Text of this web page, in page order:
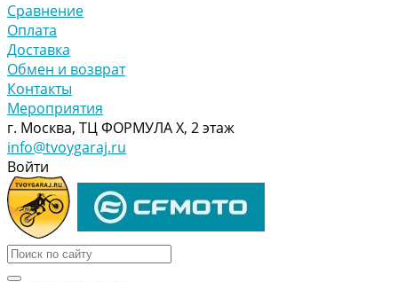
Сравнение
Оплата
Доставка
Обмен и возврат
Контакты
Мероприятия
г. Москва, ТЦ ФОРМУЛА Х, 2 этаж
info@tvoygaraj.ru
Войти